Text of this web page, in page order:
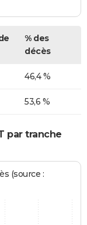
% des
décès
46,4 %
53,6 %
par tranche
(source :